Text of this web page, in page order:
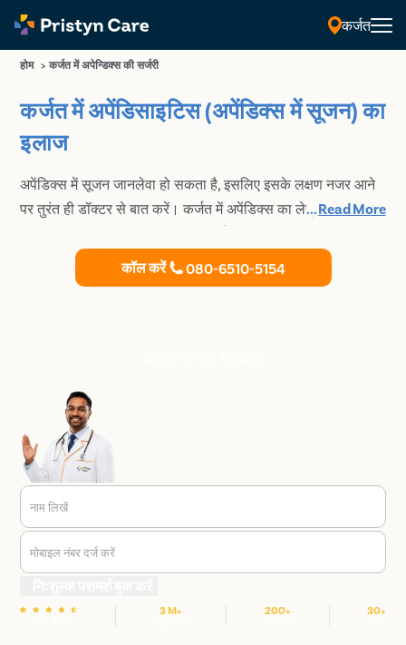
कर्जत
होम > कर्जत में अपेन्डिक्स की सर्जरी
कर्जत में अपेंडिसाइटिस (अपेंडिक्स में सूजन) का
इलाज
अपेंडिक्स में सूजन जानलेवा हो सकता है, इसलिए इसके लक्षण नजर आने
पर तुरंत ही डॉक्टर से बात करें। कर्जत में अपेंडिक्स का लेप्रोस्कोपिक
...Read More
कॉल करें 080-6510-5154
नाम लिखें
मोबाइल नंबर दर्ज करें
3 M+ 200+ 30+